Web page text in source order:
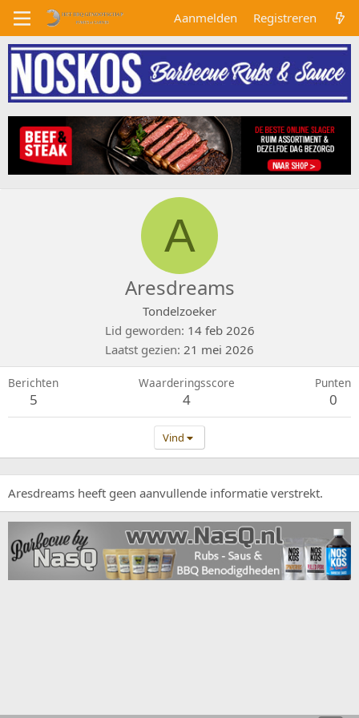
Aanmelden Registreren
A
Aresdreams
Tondelzoeker
Lid geworden 14 feb 2026
Laatst gezien 21 mei 2026
Berichten
5
Waarderingsscore
4
Punten
0
Vind
Aresdreams heeft geen aanvullende informatie verstrekt.